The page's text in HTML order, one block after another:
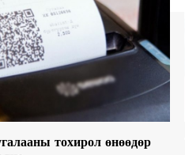
тохирол өнөөдөр